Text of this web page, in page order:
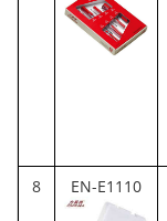
8 EN-E1110